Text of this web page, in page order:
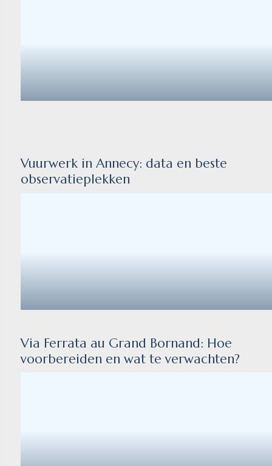
Vuurwerk in Annecy: data en beste
observatieplekken
Via Ferrata au Grand Bornand: Hoe
voorbereiden en wat te verwachten?